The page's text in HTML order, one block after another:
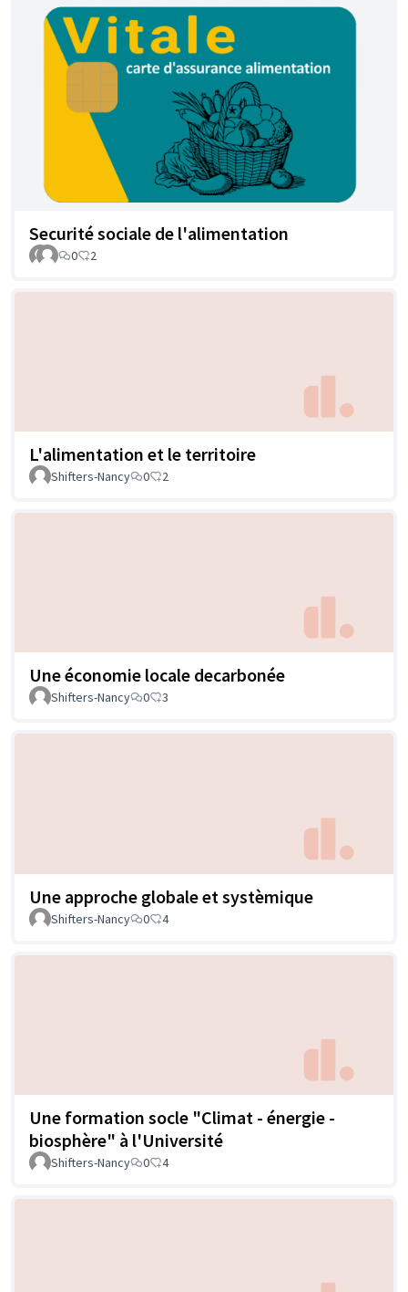
Securité sociale de l'alimentation
0 2
L'alimentation et le territoire
Shifters-Nancy 0 2
Une économie locale decarbonée
Shifters-Nancy 0 3
Une approche globale et systèmique
Shifters-Nancy 0 4
Une formation socle "Climat - énergie -
biosphère" à l'Université
Shifters-Nancy 0 4